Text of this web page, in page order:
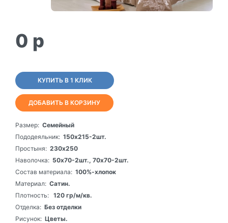
0 p
КУПИТЬ В 1 КЛИК
ДОБАВИТЬ В КОРЗИНУ
Размер: Семейный
Пододеяльник: 150х215-2шт.
Простыня: 230х250
Наволочка: 50х70-2шт., 70х70-2шт.
Состав материала: 100%-хлопок
Материал: Сатин.
Плотность: 120 гр/м/кв.
Отделка: Без отделки
Рисунок: Цветы.